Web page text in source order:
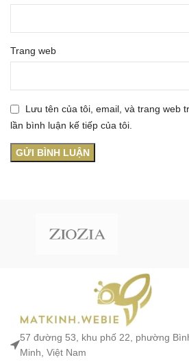
Trang web
Lưu tên của tôi, email, và trang web
lần bình luận kế tiếp của tôi.
57 đường 53, khu phố 22, phường
Minh, Việt Nam